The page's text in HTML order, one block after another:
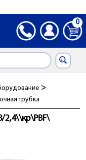
0
>
трубка
2,4\\кр\PBF\